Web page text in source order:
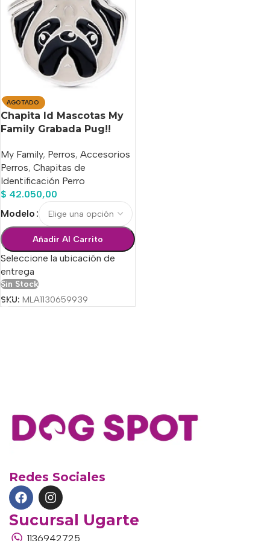
AGOTADO
Chapita Id Mascotas My
Family Grabada Pug!!
My Family, Perros, Accesorios
Perros, Chapitas de
Identificación Perro
$ 42.050,00
Modelo
Añadir Al Carrito
Seleccione la ubicación de
entrega
Sin Stock
SKU: MLA1130659939
Redes Sociales
Sucursal Ugarte
1136942725